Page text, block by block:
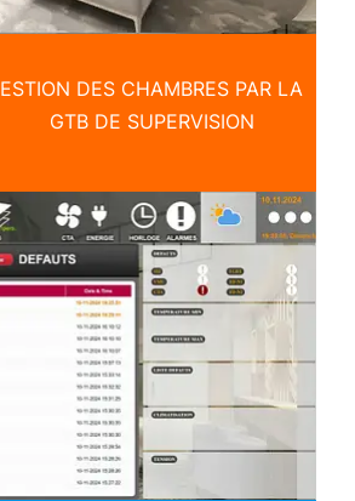
ESTION DES CHAMBRES PAR LA
GTB DE SUPERVISION